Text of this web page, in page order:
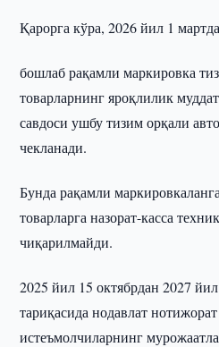
Қарорга кўра, 2026 йил 1
бошлаб рақамли маркировка
товарларнинг яроқлилик
савдоси ушбу тизим орқали
чекланади.
Бунда рақамли
товарларга назорат-касса
чиқарилмайди.
2025 йил 15 октябрдан 2027
тариқасида нодавлат
истеъмолчиларнинг